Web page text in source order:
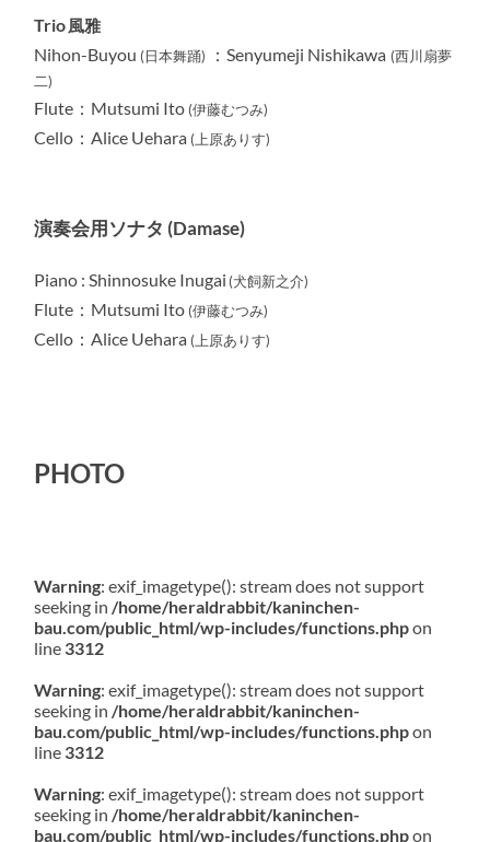
Trio風雅
Nihon-Buyou (日本舞踊) ：Senyumeji Nishikawa (西川扇夢
二)
Flute：Mutsumi Ito (伊藤むつみ)
Cello：Alice Uehara (上原ありす)
演奏会用ソナタ (Damase)
Piano : Shinnosuke Inugai (犬飼新之介)
Flute：Mutsumi Ito (伊藤むつみ)
Cello：Alice Uehara (上原ありす)
PHOTO
Warning: exif_imagetype(): stream does not support
seeking in /home/heraldrabbit/kaninchen-
bau.com/public_html/wp-includes/functions.phpon
line 3312
Warning: exif_imagetype(): stream does not support
seeking in /home/heraldrabbit/kaninchen-
bau.com/public_html/wp-includes/functions.phpon
line 3312
Warning: exif_imagetype(): stream does not support
seeking in /home/heraldrabbit/kaninchen-
bau.com/public_html/wp-includes/functions.phpon